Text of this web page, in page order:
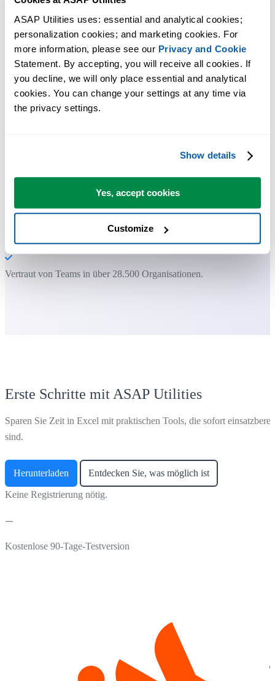
ASAP Utilities uses: essential and analytical cookies;
personalization cookies; and marketing cookies. For
more information, please see our Privacy and Cookie
Statement. By accepting, you will receive all cookies. If
you decline, we will only place essential and analytical
cookies. You can change your settings at any time via
the privacy settings.
Show details
Yes, accept cookies
Customize
Praktische Tools, die viele Excel-Nutzer in Excel vermissen.
Zeit sparen in Excel. Schnell und einfach.
ASAP Utilities hilft Ihnen, Zeit zu sparen und Dinge zu tun, die mit
Die meisten Nutzer beginnen mit wenigen Tools. Viele nutzen
ASAP Utilities schließlich täglich.
Vertraut von Teams in über 28.500 Organisationen.
Erste Schritte mit ASAP Utilities
Sparen Sie Zeit in Excel mit praktischen Tools, die sofort einsatzbereit
sind.
Herunterladen Entdecken Sie, was möglich ist
Keine Registrierung nötig.
Kostenlose 90-Tage-Testversion